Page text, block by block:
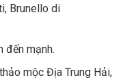
Brunello di
đến mạnh.
mộc Địa Trung Hải,